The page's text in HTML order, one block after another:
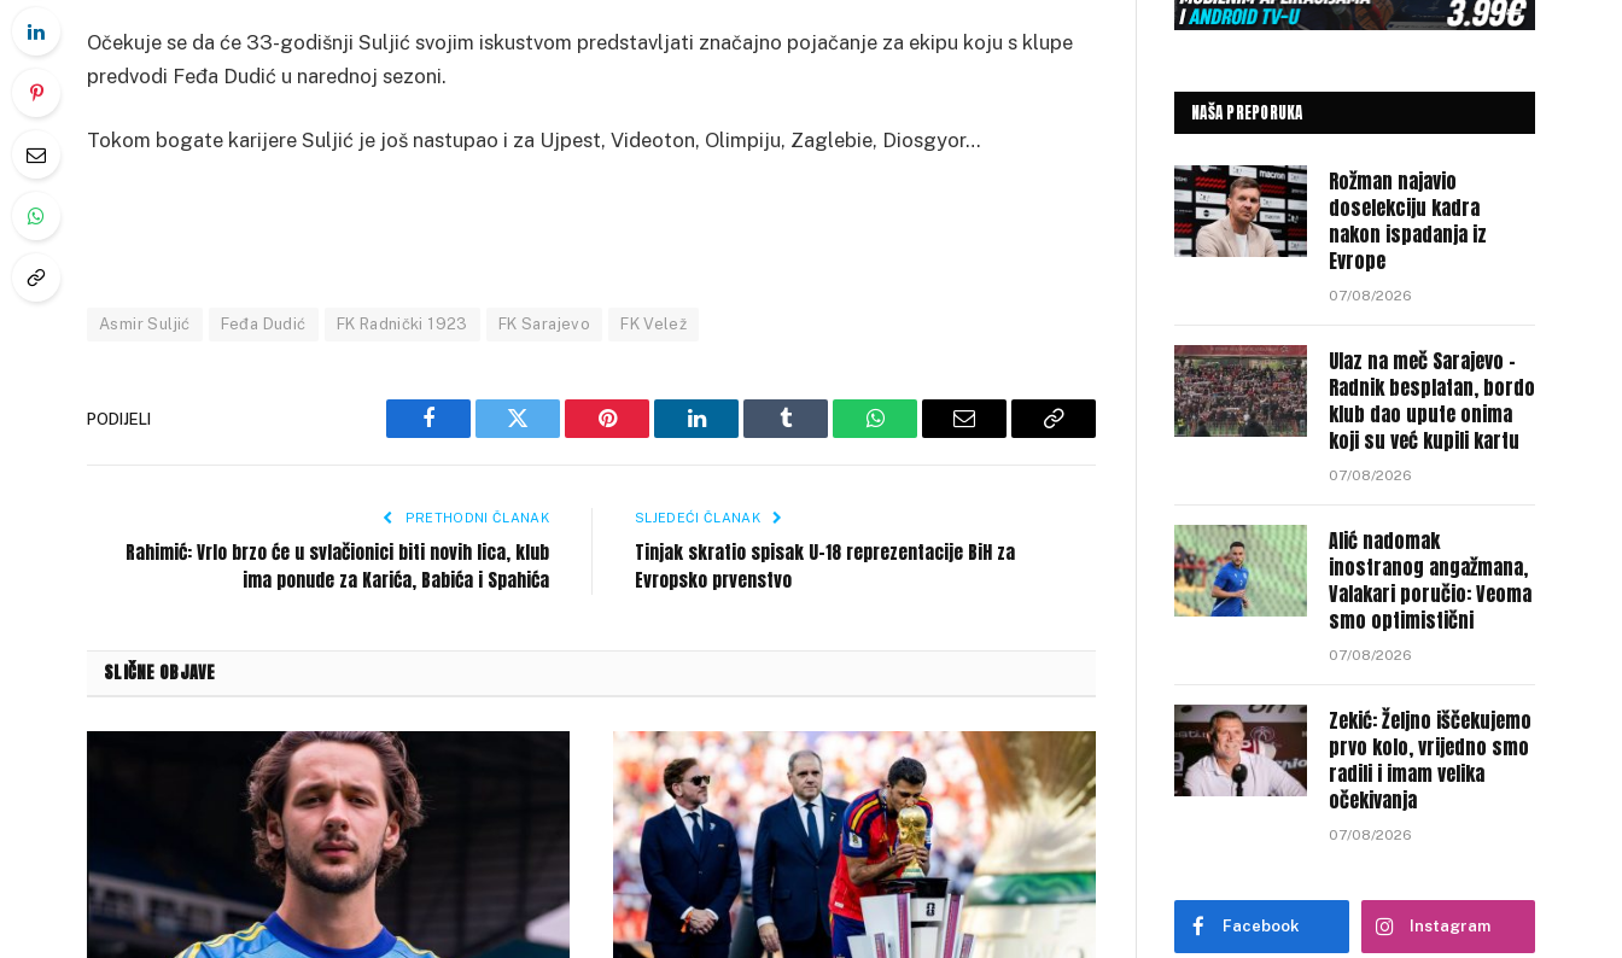
Očekuje se da će 33-godišnji Suljić svojim iskustvom predstavljati značajno pojačanje za ekipu koju s klupe
predvodi Feđa Dudić u narednoj sezoni.
Tokom bogate karijere Suljić je još nastupao i za Ujpest, Videoton, Olimpiju, Zaglebie, Diosgyor…
Asmir Suljić Feđa Dudić FK Radnički 1923 FK Sarajevo FK Velež
PODIJELI
Facebook Twitter Pinterest LinkedIn Tumblr WhatsAppEmail
Copy
PRETHODNI ČLANAK
Rahimić: Vrlo brzo će u svlačionici biti novih lica, klub
ima ponude za Karića, Babića i Spahića
SLJEDEĆI ČLANAK
Tinjak skratio spisak U-18 reprezentacije BiH za
Evropsko prvenstvo
SLIČNE OBJAVE
NAŠA PREPORUKA
Rožman najavio
doselekciju kadra
nakon ispadanja iz
Evrope
07/08/2026
Ulaz na meč Sarajevo –
Radnik besplatan, bordo
klub dao upute onima
koji su već kupili kartu
07/08/2026
Alić nadomak
inostranog angažmana,
Valakari poručio: Veoma
smo optimistični
07/08/2026
Zekić: Željno iščekujemo
prvo kolo, vrijedno smo
radili i imam velika
očekivanja
07/08/2026
Facebook Instagram